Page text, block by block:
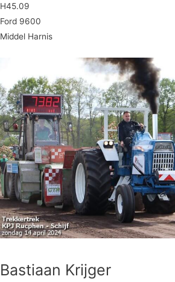
H45.09
Ford 9600
Middel Harnis
Bastiaan Krijger